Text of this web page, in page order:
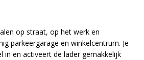
op straat, op het werk en
parkeergarage en winkelcentrum. Je
in en activeert de lader gemakkelijk